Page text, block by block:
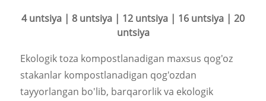
4 untsiya | 8 untsiya | 12 untsiya | 16 untsiya | 20
untsiya
Ekologik toza kompostlanadigan maxsus qog'oz
stakanlar kompostlanadigan qog'ozdan
tayyorlangan bo'lib, barqarorlik va ekologik